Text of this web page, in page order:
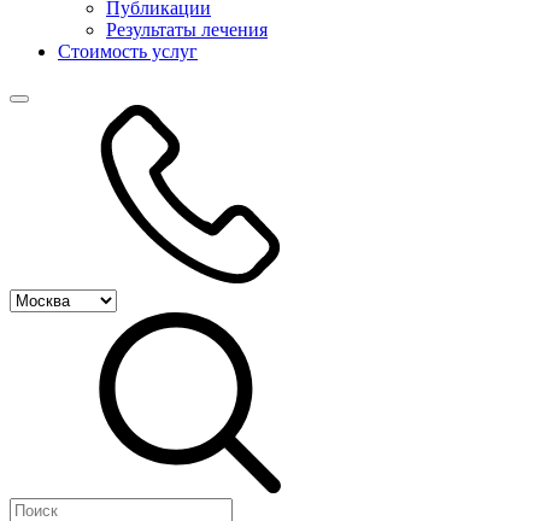
Публикации
Результаты лечения
Стоимость услуг